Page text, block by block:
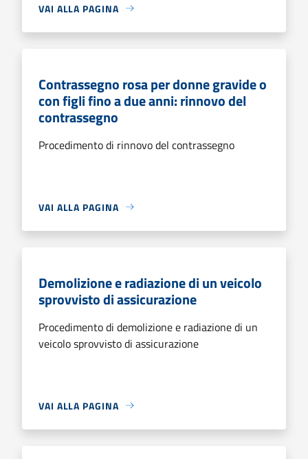
VAI ALLA PAGINA
Contrassegno rosa per donne gravide o
con figli fino a due anni: rinnovo del
contrassegno
Procedimento di rinnovo del contrassegno
VAI ALLA PAGINA
Demolizione e radiazione di un veicolo
sprovvisto di assicurazione
Procedimento di demolizione e radiazione di un
veicolo sprovvisto di assicurazione
VAI ALLA PAGINA